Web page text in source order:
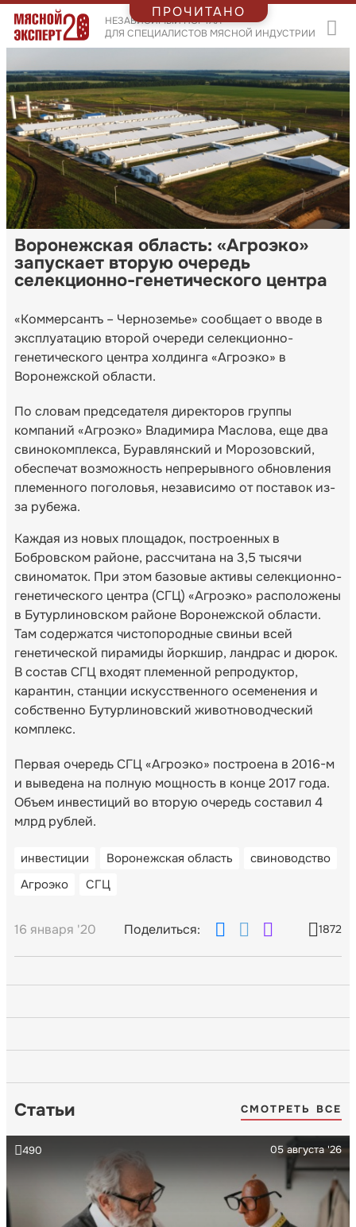
НЕЗАВИСИМЫЙ ПОРТАЛ
ДЛЯ СПЕЦИАЛИСТОВ МЯСНОЙ ИНДУСТРИИ
Воронежская область: «Агроэко»
запускает вторую очередь
селекционно-генетического центра
«Коммерсантъ – Черноземье» сообщает о вводе в
эксплуатацию второй очереди селекционно-
генетического центра холдинга «Агроэко» в
Воронежской области.
По словам председателя директоров группы
компаний «Агроэко» Владимира Маслова, еще два
свинокомплекса, Буравлянский и Морозовский,
обеспечат возможность непрерывного обновления
племенного поголовья, независимо от поставок из-
за рубежа.
Каждая из новых площадок, построенных в
Бобровском районе, рассчитана на 3,5 тысячи
свиноматок. При этом базовые активы селекционно-
генетического центра (СГЦ) «Агроэко» расположены
в Бутурлиновском районе Воронежской области.
Там содержатся чистопородные свиньи всей
генетической пирамиды йоркшир, ландрас и дюрок.
В состав СГЦ входят племенной репродуктор,
карантин, станции искусственного осеменения и
собственно Бутурлиновский животноводческий
комплекс.
Первая очередь СГЦ «Агроэко» построена в 2016-м
и выведена на полную мощность в конце 2017 года.
Объем инвестиций во вторую очередь составил 4
млрд рублей.
инвестиции Воронежская область
свиноводство
Агроэко
СГЦ
16 января '20 Поделиться: 1872
Статьи СМОТРЕТЬ ВСЕ
05 августа '26
490
ПРОЧИТАНО